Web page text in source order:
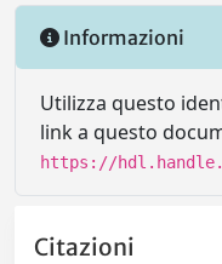
Informazioni
Utilizza questo
link a questo
https://
Citazioni